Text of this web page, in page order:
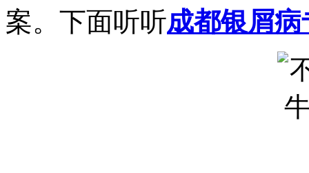
案。下面听听成都银屑